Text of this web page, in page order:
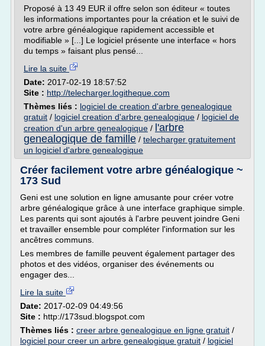
Proposé à 13 49 EUR il offre selon son éditeur « toutes
les informations importantes pour la création et le suivi de
votre arbre généalogique rapidement accessible et
modifiable » [...] Le logiciel présente une interface « hors
du temps » faisant plus pensé...
Lire la suite
Date: 2017-02-19 18:57:52
Site : http://telecharger.logitheque.com
Thèmes liés : logiciel de creation d'arbre genealogique
gratuit / logiciel creation d'arbre genealogique / logiciel de
creation d'un arbre genealogique / l'arbre
genealogique de famille / telecharger gratuitement
un logiciel d'arbre genealogique
Créer facilement votre arbre généalogique ~
173 Sud
Geni est une solution en ligne amusante pour créer votre
arbre généalogique grâce à une interface graphique simple.
Les parents qui sont ajoutés à l'arbre peuvent joindre Geni
et travailler ensemble pour compléter l'information sur les
ancêtres communs.
Les membres de famille peuvent également partager des
photos et des vidéos, organiser des événements ou
engager des...
Lire la suite
Date: 2017-02-09 04:49:56
Site : http://173sud.blogspot.com
Thèmes liés : creer arbre genealogique en ligne gratuit /
logiciel pour creer un arbre genealogique gratuit / logiciel